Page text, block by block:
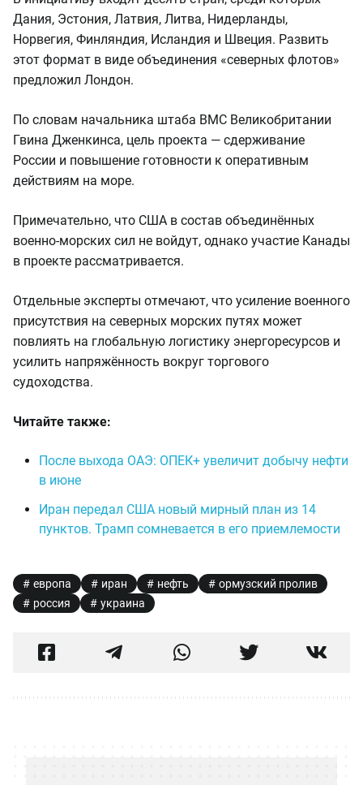
Дания, Эстония, Латвия, Литва, Нидерланды,
Норвегия, Финляндия, Исландия и Швеция. Развить
этот формат в виде объединения «северных флотов»
предложил Лондон.
По словам начальника штаба ВМС Великобритании
Гвина Дженкинса, цель проекта — сдерживание
России и повышение готовности к оперативным
действиям на море.
Примечательно, что США в состав объединённых
военно-морских сил не войдут, однако участие Канады
в проекте рассматривается.
Отдельные эксперты отмечают, что усиление военного
присутствия на северных морских путях может
повлиять на глобальную логистику энергоресурсов и
усилить напряжённость вокруг торгового
судоходства.
Читайте также:
После выхода ОАЭ: ОПЕК+ увеличит добычу нефти
в июне
Иран передал США новый мирный план из 14
пунктов. Трамп сомневается в его приемлемости
европа иран нефть
ормузский пролив
россия
украина